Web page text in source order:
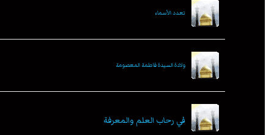
تعدد الأسماء
ولادة السيدة فاطمة المعصومة
في رحاب العلم والمعرفة